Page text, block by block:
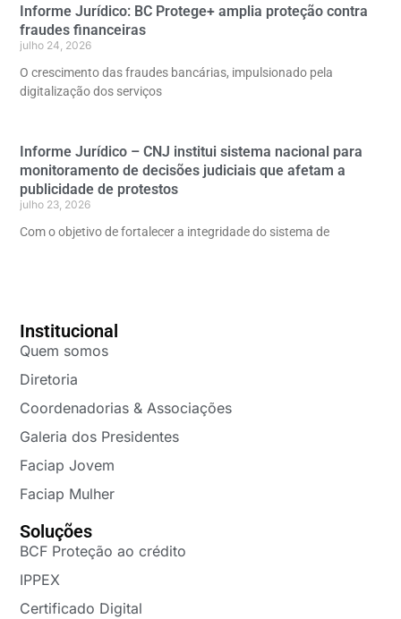
Informe Jurídico: BC Protege+ amplia proteção contra
fraudes financeiras
julho 24, 2026
O crescimento das fraudes bancárias, impulsionado pela
digitalização dos serviços
Informe Jurídico – CNJ institui sistema nacional para
monitoramento de decisões judiciais que afetam a
publicidade de protestos
julho 23, 2026
Com o objetivo de fortalecer a integridade do sistema de
Institucional
Quem somos
Diretoria
Coordenadorias & Associações
Galeria dos Presidentes
Faciap Jovem
Faciap Mulher
Soluções
BCF Proteção ao crédito
IPPEX
Certificado Digital